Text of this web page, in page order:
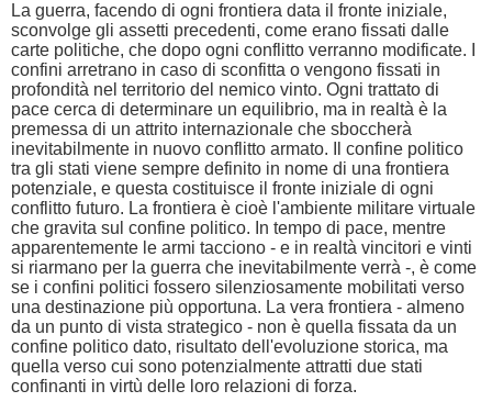
La guerra, facendo di ogni frontiera data il fronte iniziale,
sconvolge gli assetti precedenti, come erano fissati dalle
carte politiche, che dopo ogni conflitto verranno modificate. I
confini arretrano in caso di sconfitta o vengono fissati in
profondità nel territorio del nemico vinto. Ogni trattato di
pace cerca di determinare un equilibrio, ma in realtà è la
premessa di un attrito internazionale che sboccherà
inevitabilmente in nuovo conflitto armato. Il confine politico
tra gli stati viene sempre definito in nome di una frontiera
potenziale, e questa costituisce il fronte iniziale di ogni
conflitto futuro. La frontiera è cioè l'ambiente militare virtuale
che gravita sul confine politico. In tempo di pace, mentre
apparentemente le armi tacciono - e in realtà vincitori e vinti
si riarmano per la guerra che inevitabilmente verrà -, è come
se i confini politici fossero silenziosamente mobilitati verso
una destinazione più opportuna. La vera frontiera - almeno
da un punto di vista strategico - non è quella fissata da un
confine politico dato, risultato dell'evoluzione storica, ma
quella verso cui sono potenzialmente attratti due stati
confinanti in virtù delle loro relazioni di forza.